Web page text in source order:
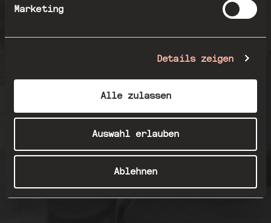
Marketing
Details zeigen
Alle zulassen
Auswahl erlauben
Ablehnen